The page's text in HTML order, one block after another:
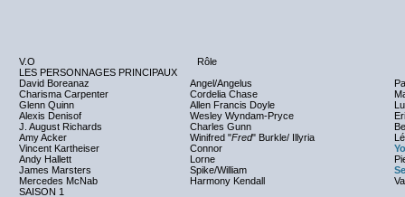
V.O
Rôle
LES PERSONNAGES PRINCIPAUX
David Boreanaz
Angel/Angelus
Charisma Carpenter
Cordelia Chase
Glenn Quinn
Allen Francis Doyle
Alexis Denisof
Wesley Wyndam-Pryce
J. August Richards
Charles Gunn
Amy Acker
Winifred "Fred" Burkle/ Illyria
Vincent Kartheiser
Connor
Andy Hallett
Lorne
James Marsters
Spike/William
Mercedes McNab
Harmony Kendall
SAISON 1